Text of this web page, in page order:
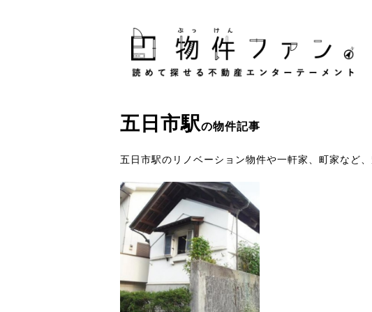
五日市駅の物件記事
五日市駅のリノベーション物件や一軒家、町家など